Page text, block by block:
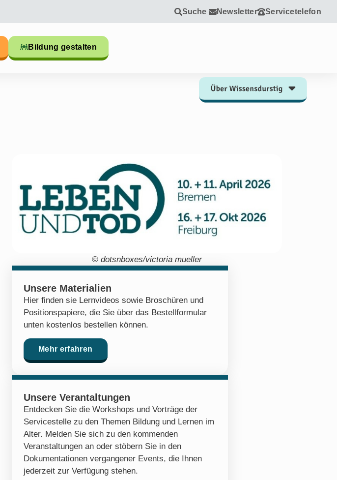
Suche Newsletter Servicetelefon
Bildung gestalten
© dotsnboxes/victoria mueller
Unsere Materialien
Hier finden sie Lernvideos sowie Broschüren und
Positionspapiere, die Sie über das Bestellformular
unten kostenlos bestellen können.
Mehr erfahren
Unsere Verantaltungen
Entdecken Sie die Workshops und Vorträge der
Servicestelle zu den Themen Bildung und Lernen im
Alter. Melden Sie sich zu den kommenden
Veranstaltungen an oder stöbern Sie in den
Dokumentationen vergangener Events, die Ihnen
jederzeit zur Verfügung stehen.